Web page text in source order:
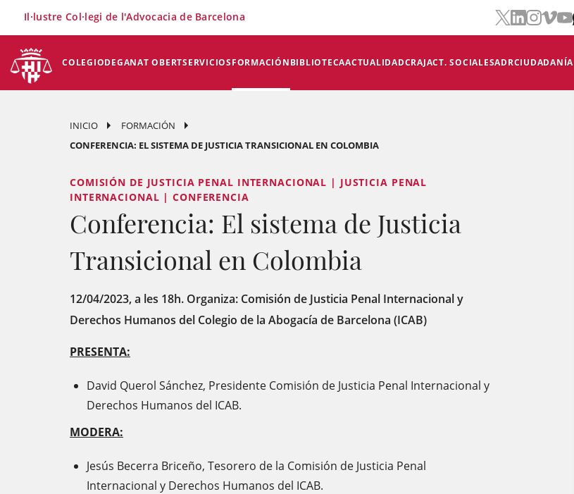
COLEGIODEGANAT OBERTSERVICIOSFORMACIÓNBIBLIOTECAACTUALIDADCRAJACT. SOCIALESADRCIUDADANÍA
Il·lustre Col·legi de l'Advocacia de Barcelona
INICIO
FORMACIÓN
CONFERENCIA: EL SISTEMA DE JUSTICIA TRANSICIONAL EN COLOMBIA
COMISIÓN DE JUSTICIA PENAL INTERNACIONAL | JUSTICIA PENAL
INTERNACIONAL | CONFERENCIA
Conferencia: El sistema de Justicia
Transicional en Colombia
12/04/2023, a les 18h. Organiza: Comisión de Justicia Penal Internacional y
Derechos Humanos del Colegio de la Abogacía de Barcelona (ICAB)
PRESENTA:
David Querol Sánchez, Presidente Comisión de Justicia Penal Internacional y
Derechos Humanos del ICAB.
MODERA:
Jesús Becerra Briceño, Tesorero de la Comisión de Justicia Penal
Internacional y Derechos Humanos del ICAB.